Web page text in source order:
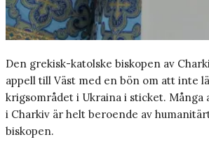
Den grekisk-katolske biskopen av
appell till Väst med en bön om att inte
krigsområdet i Ukraina i sticket. Många
i Charkiv är helt beroende av
biskopen.